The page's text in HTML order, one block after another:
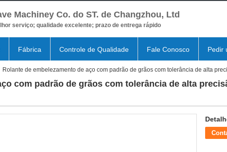
Machiney Co. do ST. de Changzhou, Ltd
serviço; qualidade excelente; prazo de entrega rápido
Fábrica Controle de Qualidade Fale Conosco Pedir
Rolante de embelezamento de aço com padrão de grãos com tolerância de alta
com padrão de grãos com tolerância de alta